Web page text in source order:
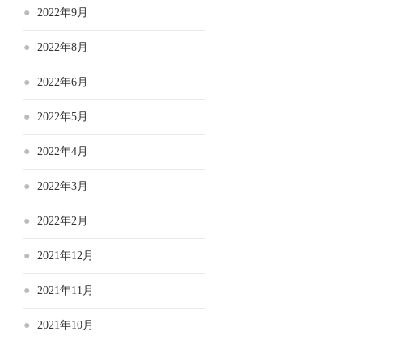
2022年9月
2022年8月
2022年6月
2022年5月
2022年4月
2022年3月
2022年2月
2021年12月
2021年11月
2021年10月